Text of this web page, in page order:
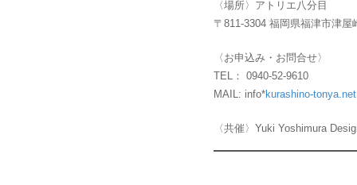
〈場所〉アトリエ八分目
〒811-3304 福岡県福津市津
〈お申込み・お問合せ〉
TEL： 0940-52-9610
MAIL: info*kurashino-tonya.net
〈共催〉Yuki Yoshimura